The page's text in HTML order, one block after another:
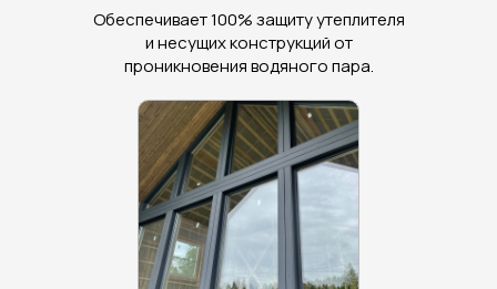
Обеспечивает 100% защиту утеплителя
и несущих конструкций от
проникновения водяного пара.